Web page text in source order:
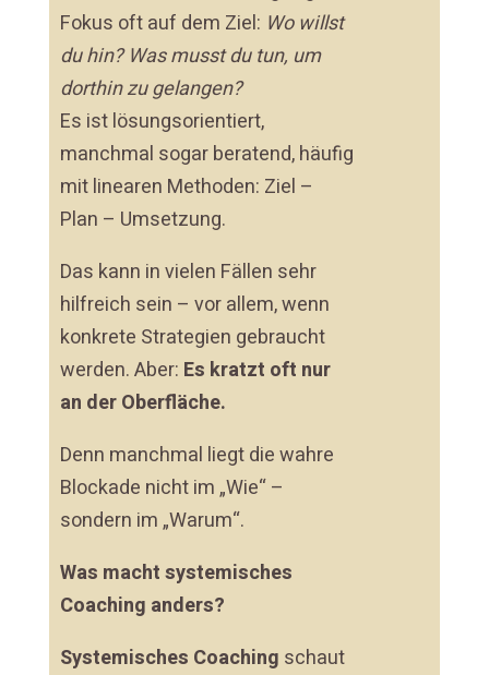
Fokus oft auf dem Ziel: Wo willst
du hin? Was musst du tun, um
dorthin zu gelangen?
Es ist lösungsorientiert,
manchmal sogar beratend, häufig
mit linearen Methoden: Ziel –
Plan – Umsetzung.
Das kann in vielen Fällen sehr
hilfreich sein – vor allem, wenn
konkrete Strategien gebraucht
werden. Aber: Es kratzt oft nur
an der Oberfläche.
Denn manchmal liegt die wahre
Blockade nicht im „Wie“ –
sondern im „Warum“.
Was macht systemisches
Coaching anders?
Systemisches Coaching schaut